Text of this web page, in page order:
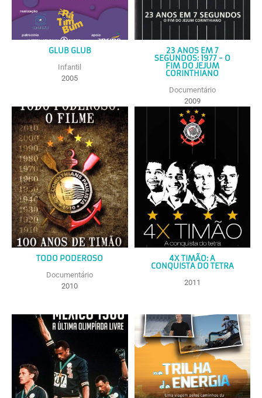
GLUB GLUB
Infantil
2005
23 ANOS EM 7
SEGUNDOS: 1977 - O
FIM DO JEJUM
CORINTHIANO
Documentário
2009
TODO PODEROSO
Documentário
2010
4X TIMÃO: A
CONQUISTA DO TETRA
2011